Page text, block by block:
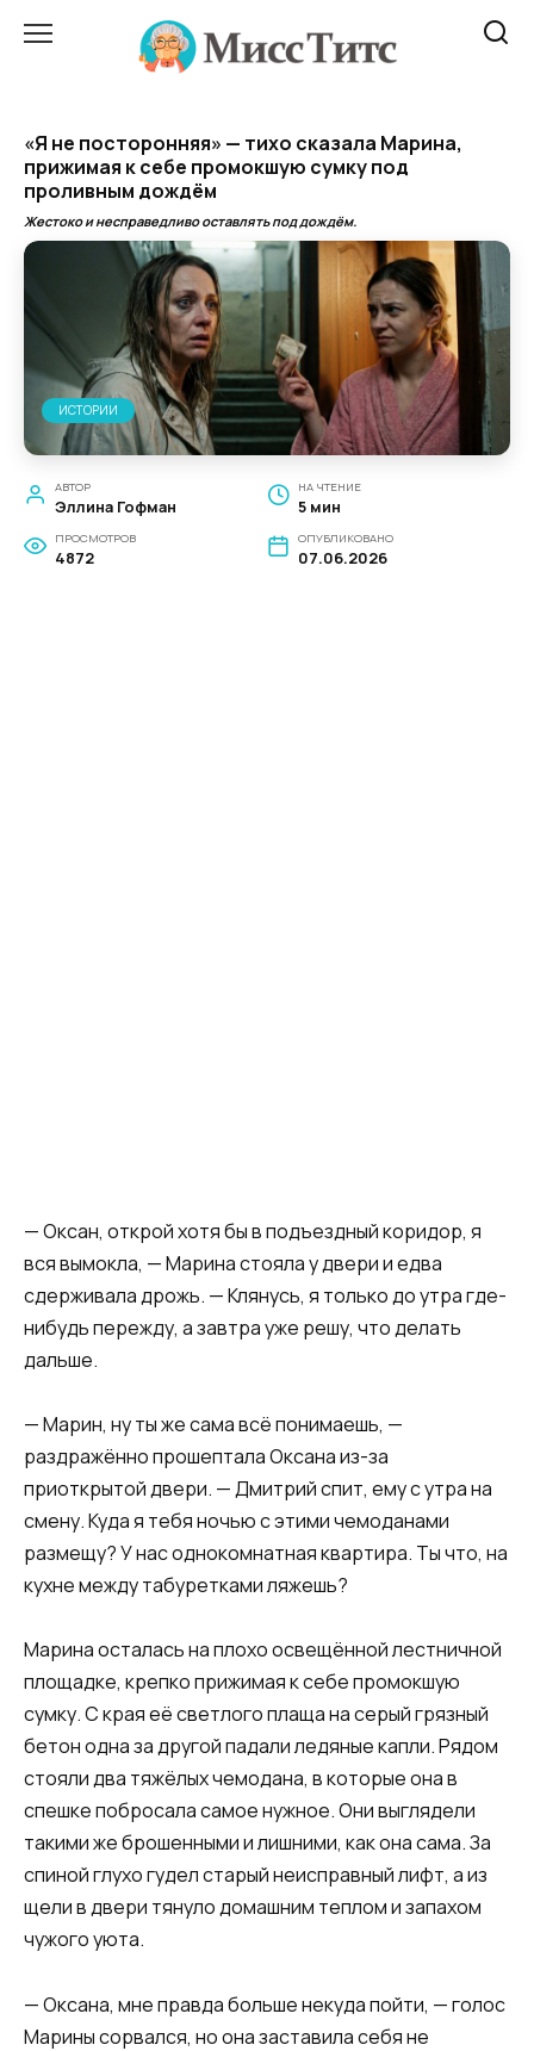
«Я не посторонняя» — тихо сказала Марина,
прижимая к себе промокшую сумку под
проливным дождём
Жестоко и несправедливо оставлять под дождём.
ИСТОРИИ
АВТОР
Эллина Гофман
НА ЧТЕНИЕ
5 мин
ПРОСМОТРОВ
4872
ОПУБЛИКОВАНО
07.06.2026
— Оксан, открой хотя бы в подъездный коридор, я
вся вымокла, — Марина стояла у двери и едва
сдерживала дрожь. — Клянусь, я только до утра где-
нибудь пережду, а завтра уже решу, что делать
дальше.
— Марин, ну ты же сама всё понимаешь, —
раздражённо прошептала Оксана из-за
приоткрытой двери. — Дмитрий спит, ему с утра на
смену. Куда я тебя ночью с этими чемоданами
размещу? У нас однокомнатная квартира. Ты что, на
кухне между табуретками ляжешь?
Марина осталась на плохо освещённой лестничной
площадке, крепко прижимая к себе промокшую
сумку. С края её светлого плаща на серый грязный
бетон одна за другой падали ледяные капли. Рядом
стояли два тяжёлых чемодана, в которые она в
спешке побросала самое нужное. Они выглядели
такими же брошенными и лишними, как она сама. За
спиной глухо гудел старый неисправный лифт, а из
щели в двери тянуло домашним теплом и запахом
чужого уюта.
— Оксана, мне правда больше некуда пойти, — голос
Марины сорвался, но она заставила себя не